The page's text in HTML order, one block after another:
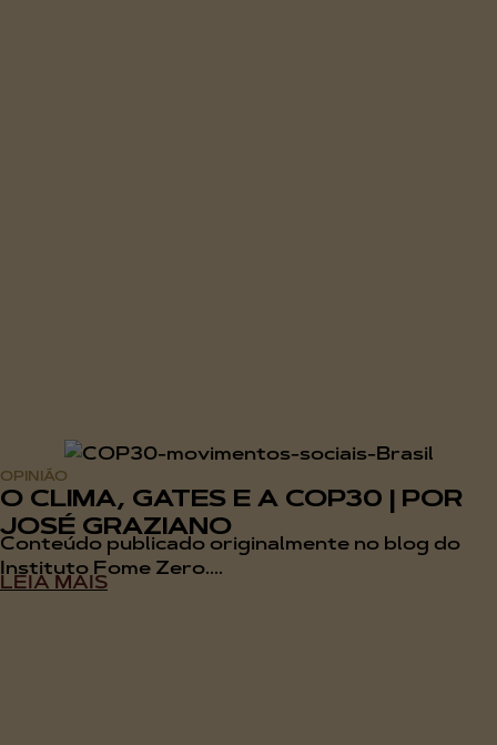
OPINIÃO
O CLIMA, GATES E A COP30 | POR
JOSÉ GRAZIANO
Conteúdo publicado originalmente no blog do
Instituto Fome Zero....
LEIA MAIS